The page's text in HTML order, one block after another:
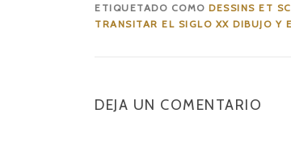
ETIQUETADO COMO DESSINS ET
TRANSITAR EL SIGLO XX DIBUJO Y
DEJA UN COMENTARIO